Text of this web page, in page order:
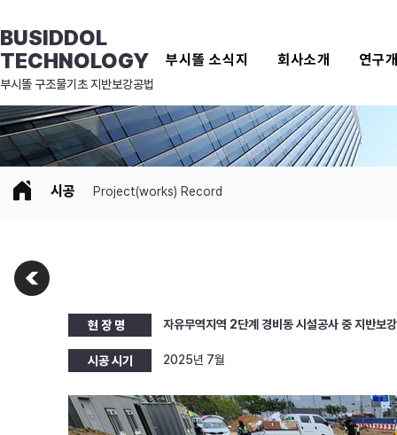
BUSIDDOL
TECHNOLOGY
부시똘 소식지 회사소개 연구
​부시똘 구조물기초 지반보강공법
시공 Project(works) Record
현 장 명 자유무역지역 2단계 경비동 시설공사 중 지반보강
시공 시기 2025년 7월